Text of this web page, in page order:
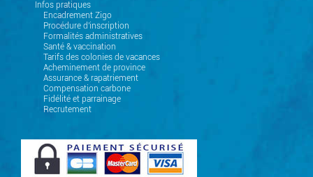
Infos pratiques
Encadrement Zigo
Procédure d'inscription
Formalités administratives
Santé & vaccination
Tarifs des colonies de vacances
Acheminement de province
Assurance & rapatriement
Compensation carbone
Fidélité et parrainage
Recrutement